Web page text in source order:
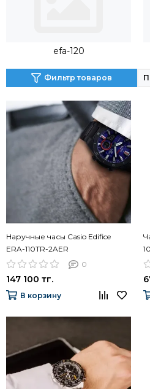
efa-120
Фильтр товаров
Наручные часы Casio Edifice
ERA-110TR-2AER
0
147 100 тг.
В корзину